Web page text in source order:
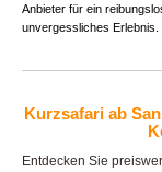
Anbieter für ein
unvergessliches Erlebnis.
Kurzsafari ab
Entdecken Sie